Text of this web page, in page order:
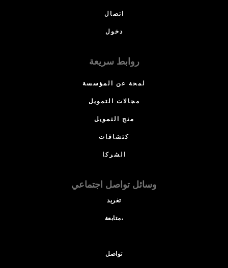
اتصال
دخول
روابط سريعة
لمحة عن المؤسسة
مجالات التمويل
منح التمويل
كتشافات
الشركا
وسائل تواصل اجتماعي
تغريد
متابعة،
تواصل